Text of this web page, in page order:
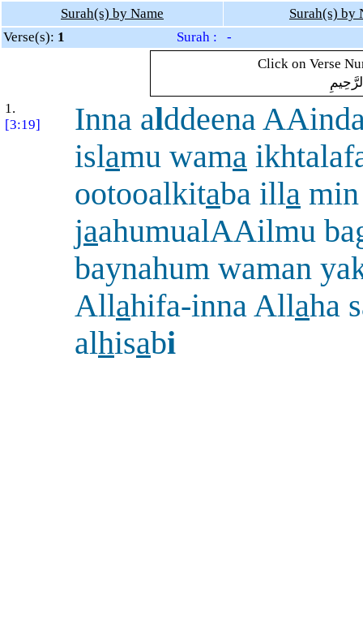
Surah(s) by Name
Surah(s) by
Verse(s): 1
Surah : -
Click on Verse
1.
[3:19]
Inna alddeena
islamu wama
ootooalkitaba illa
jaahumualAAilmu
baynahum waman
Allahifa-inna Allaha
alhisabi